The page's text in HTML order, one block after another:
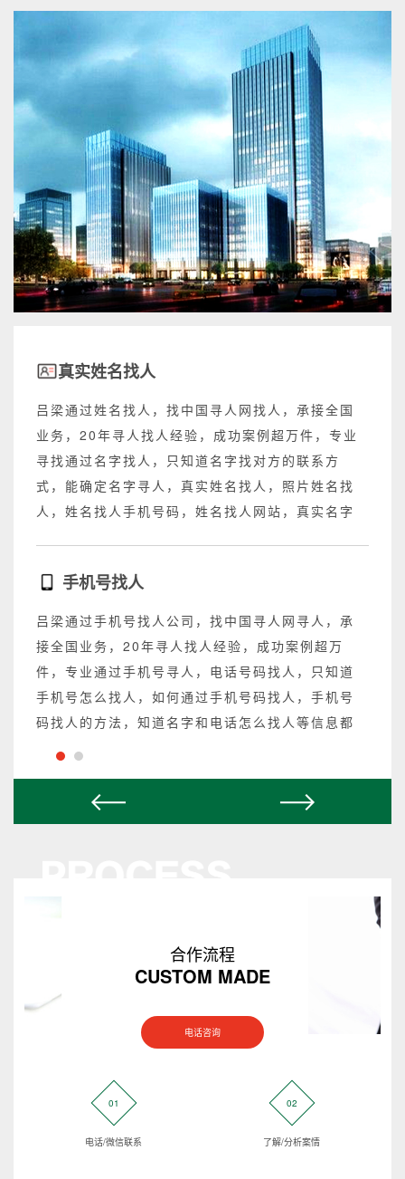
真实姓名找人
吕梁通过姓名找人，找中国寻人网找人，承接全国
业务，20年寻人找人经验，成功案例超万件，专业
寻找通过名字找人，只知道名字找对方的联系方
式，能确定名字寻人，真实姓名找人，照片姓名找
人，姓名找人手机号码，姓名找人网站，真实名字
手机号找人
吕梁通过手机号找人公司，找中国寻人网寻人，承
接全国业务，20年寻人找人经验，成功案例超万
件，专业通过手机号寻人，电话号码找人，只知道
手机号怎么找人，如何通过手机号码找人，手机号
码找人的方法，知道名字和电话怎么找人等信息都
可以操作，不成功不收费。
合作流程
CUSTOM MADE
电话咨询
01
电话/微信联系
02
了解/分析案情